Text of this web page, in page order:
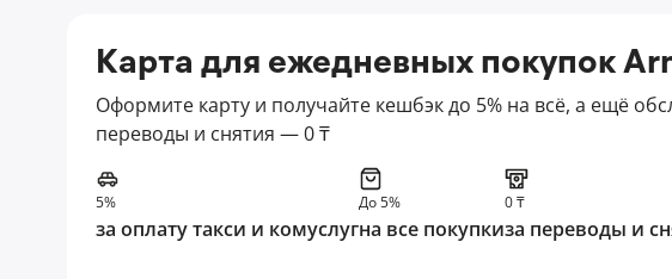
Карта для ежедневных покупок
Оформите карту и получайте кешбэк до 5% на всё, а ещё
переводы и снятия — 0 ₸
5%
за оплату такси и комуслуг
До 5%
на все покупки
0 ₸
за переводы и